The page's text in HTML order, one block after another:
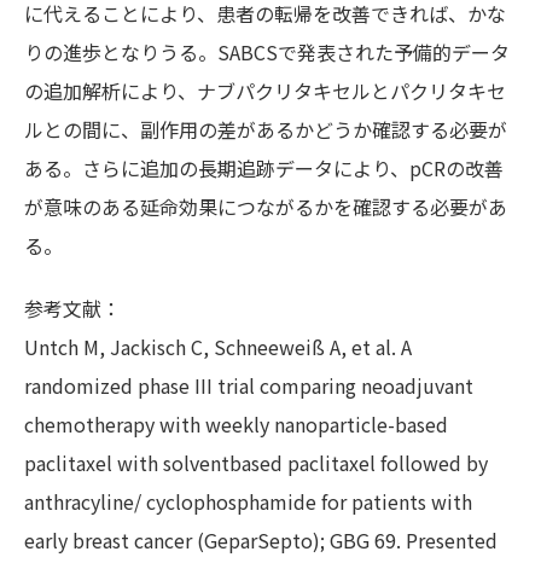
に代えることにより、患者の転帰を改善できれば、かな
りの進歩となりうる。SABCSで発表された予備的データ
の追加解析により、ナブパクリタキセルとパクリタキセ
ルとの間に、副作用の差があるかどうか確認する必要が
ある。さらに追加の長期追跡データにより、pCRの改善
が意味のある延命効果につながるかを確認する必要があ
る。
参考文献：
Untch M, Jackisch C, Schneeweiß A, et al. A
randomized phase III trial comparing neoadjuvant
chemotherapy with weekly nanoparticle-based
paclitaxel with solventbased paclitaxel followed by
anthracyline/ cyclophosphamide for patients with
early breast cancer (GeparSepto); GBG 69. Presented